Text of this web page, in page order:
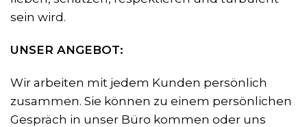
sein wird.
UNSER ANGEBOT:
Wir arbeiten mit jedem Kunden persönlich
zusammen. Sie können zu einem persönlichen
Gespräch in unser Büro kommen oder uns